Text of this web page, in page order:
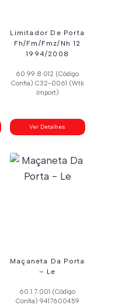
Limitador De Porta
Fh/Fm/Fmz/Nh 12
1994/2008
60.99.8.012 (Código
Confia) C32-0061 (Wtk
Import)
Ver Detalhes
Maçaneta Da Porta
– Le
60.1.7.001 (Código
Confia) 9417600459